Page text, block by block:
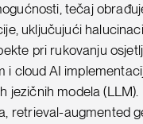
tečaj
uključujući
pri rukovanju
i cloud AI
jezičnih modela
retrieval-augmented